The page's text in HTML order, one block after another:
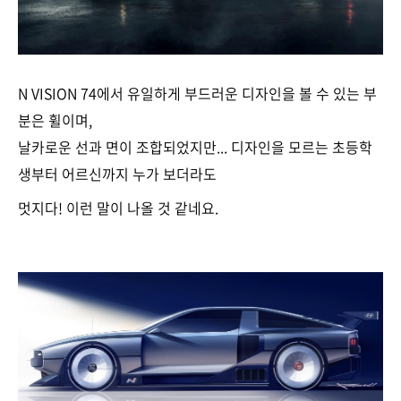
N VISION 74에서 유일하게 부드러운 디자인을 볼 수 있는 부
분은 휠이며,
날카로운 선과 면이 조합되었지만... 디자인을 모르는 초등학
생부터 어르신까지 누가 보더라도
멋지다! 이런 말이 나올 것 같네요.